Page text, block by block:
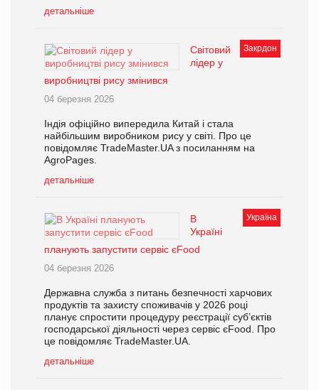
детальніше
Закрдон
Світовий
лідер у
виробництві рису змінився
04 березня 2026
Індія офіційно випередила Китай і стала
найбільшим виробником рису у світі. Про це
повідомляє TradeMaster.UA з посиланням на
AgroPages.
детальніше
Україна
В
Україні
планують запустити сервіс єFood
04 березня 2026
Державна служба з питань безпечності харчових
продуктів та захисту споживачів у 2026 році
планує спростити процедуру реєстрації суб’єктів
господарської діяльності через сервіс єFood. Про
це повідомляє TradeMaster.UA.
детальніше